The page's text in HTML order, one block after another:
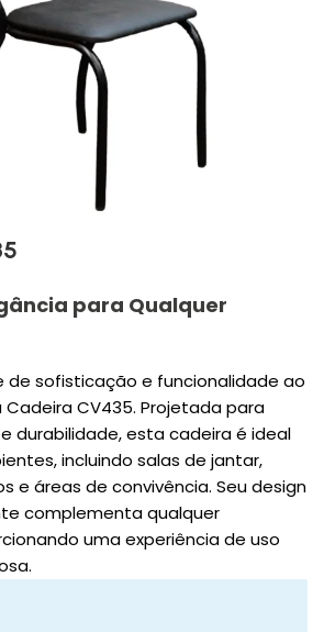
para Qualquer
de sofisticação e funcionalidade ao
CV435. Projetada para
durabilidade, esta cadeira é ideal
incluindo salas de jantar,
e áreas de convivência. Seu design
complementa qualquer
uma experiência de uso